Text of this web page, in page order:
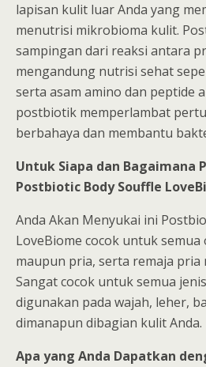
lapisan kulit luar Anda yang
menutrisi mikrobioma kulit.
sampingan dari reaksi antara
mengandung nutrisi sehat
serta asam amino dan peptide
postbiotik memperlambat
berbahaya dan membantu
Untuk Siapa dan Bagaimana
Postbiotic Body Souffle
Anda Akan Menyukai ini
LoveBiome cocok untuk
maupun pria, serta remaja pria
Sangat cocok untuk semua
digunakan pada wajah, leher,
dimanapun dibagian kulit Anda.
Apa yang Anda Dapatkan